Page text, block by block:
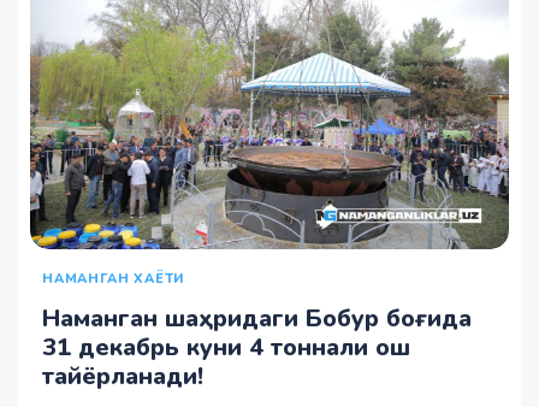
НАМАНГАН ХАЁТИ
Наманган шаҳридаги Бобур боғида
31 декабрь куни 4 тоннали ош
тайёрланади!